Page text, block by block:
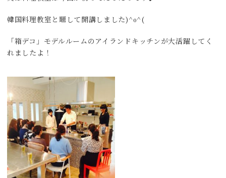
韓国料理教室と題して開講しました)^o^(
「箱デコ」モデルルームのアイランドキッチンが大活躍してく
れましたよ！